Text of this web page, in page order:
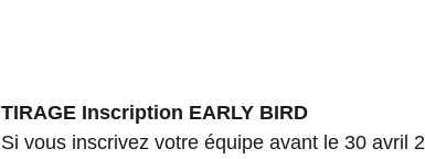
TIRAGE Inscription EARLY BIRD
Si vous inscrivez votre équipe avant le 30 avril